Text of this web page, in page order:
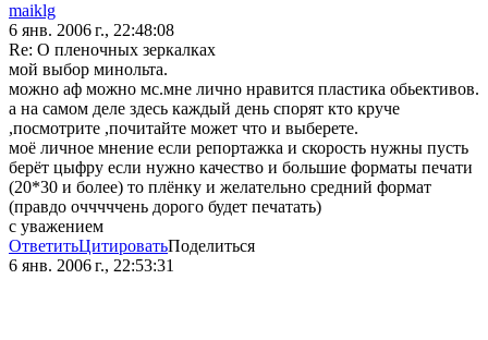
maiklg
6 янв. 2006 г., 22:48:08
Re: О пленочных зеркалках
мой выбор минольта.
можно аф можно мс.мне лично нравится пластика обьективов.
а на самом деле здесь каждый день спорят кто круче
,посмотрите ,почитайте может что и выберете.
моё личное мнение если репортажка и скорость нужны пусть
берёт цыфру если нужно качество и большие форматы печати
(20*30 и более) то плёнку и желательно средний формат
(правдо очччччень дорого будет печатать)
с уважением
ОтветитьЦитироватьПоделиться
6 янв. 2006 г., 22:53:31